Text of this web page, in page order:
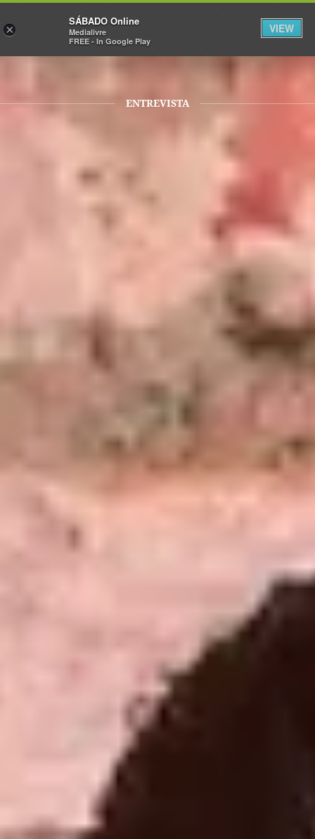
Sábado Assine Iniciar Sessão
ENTREVISTA
×
SÁBADO Online
Medialivre
FREE - In Google Play
VIEW